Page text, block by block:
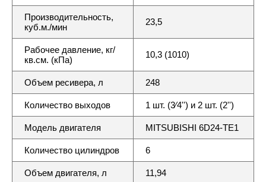
Производительность,
куб.м./мин
23,5
Рабочее давление, кг/
кв.см. (кПа)
10,3 (1010)
Объем ресивера, л 248
Количество выходов 1 шт. (3∕4'') и 2 шт. (2'')
Модель двигателя MITSUBISHI 6D24-TE1
Количество цилиндров 6
Объем двигателя, л 11,94